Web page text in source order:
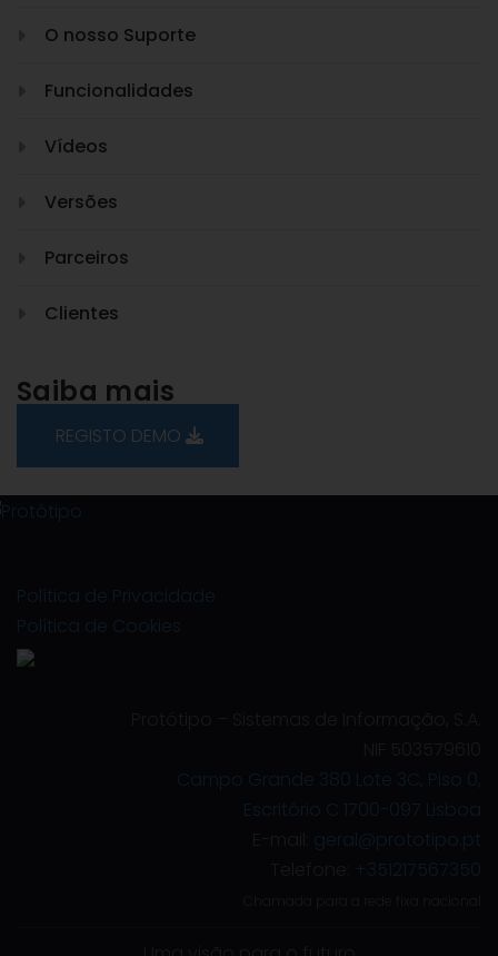
O nosso Suporte
Funcionalidades
Vídeos
Versões
Parceiros
Clientes
Saiba mais
REGISTO DEMO
Política de Privacidade
Política de Cookies
Campo Grande 380 Lote 3C, Piso 0,
Escritório C 1700-097 Lisboa
geral@prototipo.pt
+351217567350